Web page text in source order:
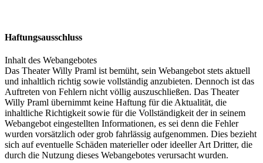
Haftungsausschluss
Inhalt des Webangebotes
Das Theater Willy Praml ist bemüht, sein Webangebot stets aktuell
und inhaltlich richtig sowie vollständig anzubieten. Dennoch ist das
Auftreten von Fehlern nicht völlig auszuschließen. Das Theater
Willy Praml übernimmt keine Haftung für die Aktualität, die
inhaltliche Richtigkeit sowie für die Vollständigkeit der in seinem
Webangebot eingestellten Informationen, es sei denn die Fehler
wurden vorsätzlich oder grob fahrlässig aufgenommen. Dies bezieht
sich auf eventuelle Schäden materieller oder ideeller Art Dritter, die
durch die Nutzung dieses Webangebotes verursacht wurden.